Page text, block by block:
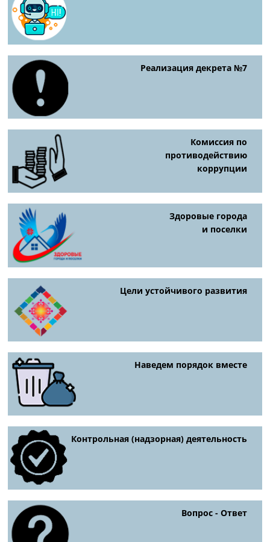
Реализация декрета №7
Комиссия по
противодействию
коррупции
Здоровые города
и поселки
Цели устойчивого развития
Наведем порядок вместе
Контрольная (надзорная) деятельность
Вопрос - Ответ